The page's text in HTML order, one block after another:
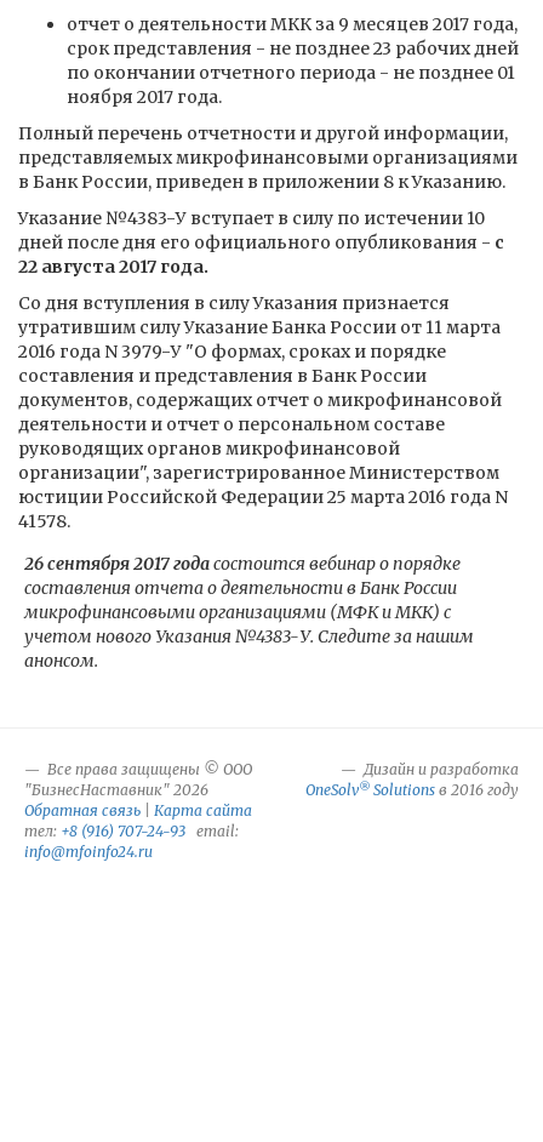
отчет о деятельности МКК за 9 месяцев 2017 года,
срок представления - не позднее 23 рабочих дней
по окончании отчетного периода - не позднее 01
ноября 2017 года.
Полный перечень отчетности и другой информации,
представляемых микрофинансовыми организациями
в Банк России, приведен в приложении 8 к Указанию.
Указание №4383-У вступает в силу по истечении 10
дней после дня его официального опубликования - с
22 августа 2017 года.
Со дня вступления в силу Указания признается
утратившим силу Указание Банка России от 11 марта
2016 года N 3979-У "О формах, сроках и порядке
составления и представления в Банк России
документов, содержащих отчет о микрофинансовой
деятельности и отчет о персональном составе
руководящих органов микрофинансовой
организации", зарегистрированное Министерством
юстиции Российской Федерации 25 марта 2016 года N
41578.
26 сентября 2017 годасостоится вебинар о порядке
составления отчета о деятельности в Банк России
микрофинансовыми организациями (МФК и МКК) с
учетом нового Указания №4383-У. Следите за нашим
анонсом.
Все права защищены © ООО
"БизнесНаставник" 2026
Обратная связь
Карта сайта
тел: +8 (916) 707-24-93 email:
info@mfoinfo24.ru
Дизайн и разработка
OneSolv® Solutions в 2016 году